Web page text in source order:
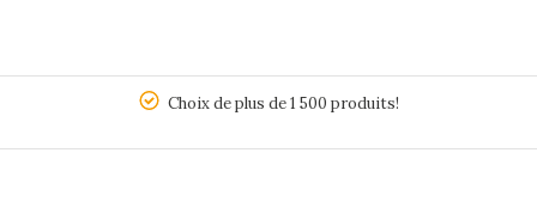
Choix de plus de 1 500 produits!